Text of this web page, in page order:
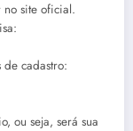
no site oficial.
cadastro:
ou seja, será sua